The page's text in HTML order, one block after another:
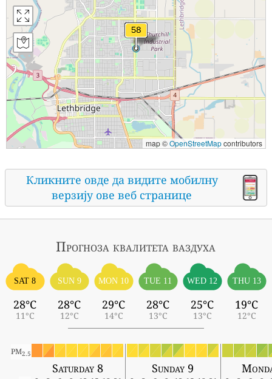
map ©OpenStreetMapcontributors
Кликните овде да видите мобилну
верзију ове веб странице
Прогноза квалитета ваздуха
SAT 8
28°C
11°C
SUN 9
28°C
12°C
MON 10
29°C
14°C
TUE 11
28°C
13°C
WED 12
25°C
13°C
THU 13
19°C
12°C
PM2.5
Saturday 8 Sunday 9